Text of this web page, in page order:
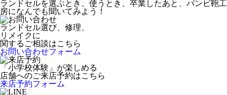
ランドセルを選ぶとき、使うとき、卒業したあと、バンビ鞄工
房になんでも聞いてみよう！
ランドセル選び、修理、
リメイクに
関するご相談はこちら
お問い合わせフォーム
「小学校体験」が楽しめる
店舗へのご来店予約はこちら
来店予約フォーム